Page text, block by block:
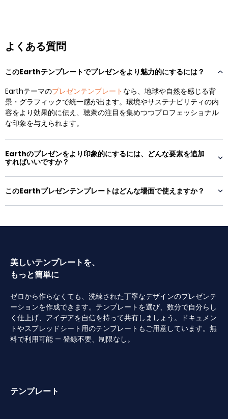
よくある質問
このEarthテンプレートでプレゼンをより魅力的にするには？
Earthテーマのプレゼンテンプレート なら、地球や自然を感じる背
景・グラフィックで統一感が出ます。環境やサステナビリティの内
容をより効果的に伝え、聴衆の注目を集めつつプロフェッショナル
な印象を与えられます。
Earthのプレゼンをより印象的にするには、どんな要素を追加
すればいいですか？
このEarthプレゼンテンプレートはどんな場面で使えますか？
美しいテンプレートを、
もっと簡単に
ゼロから作らなくても、洗練された丁寧なデザインのプレゼンテ
ーションを作成できます。テンプレートを選び、数分で自分らし
く仕上げ、アイデアを自信を持って共有しましょう。ドキュメン
トやスプレッドシート用のテンプレートもご用意しています。無
料で利用可能 — 登録不要、制限なし。
テンプレート